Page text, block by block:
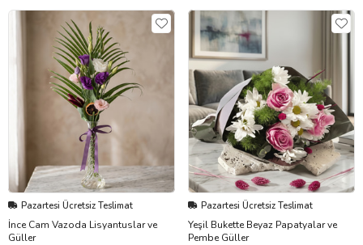
Pazartesi Ücretsiz Teslimat
İnce Cam Vazoda Lisyantuslar ve
Güller
Pazartesi Ücretsiz Teslimat
Yeşil Bukette Beyaz Papatyalar ve
Pembe Güller